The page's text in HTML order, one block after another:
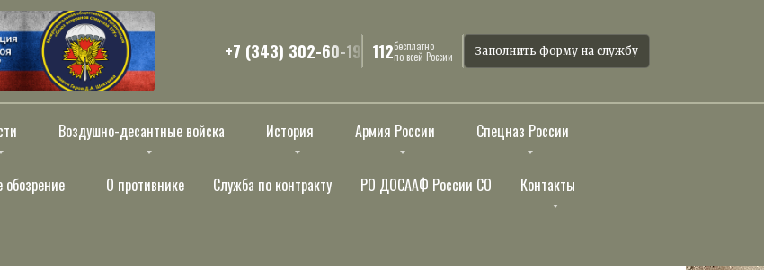
+7 (343) 302-60-19 112бесплатно
по всей России Заполнить форму на службу
Воздушно-десантные войска История Армия России Спецназ России
обозрение О противнике Служба по контракту РО ДОСААФ России СО Контакты